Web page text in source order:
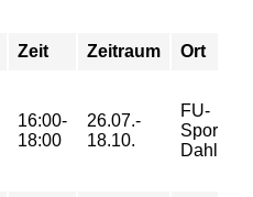
Zeit Zeitraum Ort
16:00-
18:00
26.07.-
18.10.
FU-
Dahlem